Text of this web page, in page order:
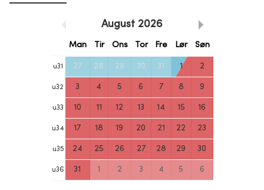
August 2026
Man Tir Ons Tor Fre Lør Søn
u31 27 28 29 30 31 1 2
u32 3 4 5 6 7 8 9
u33 10 11 12 13 14 15 16
u34 17 18 19 20 21 22 23
u35 24 25 26 27 28 29 30
u36 31 1 2 3 4 5 6